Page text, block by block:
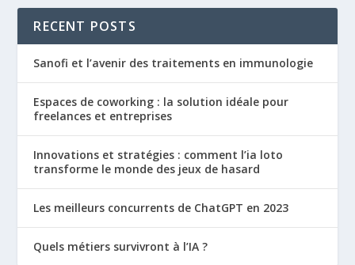
RECENT POSTS
Sanofi et l’avenir des traitements en immunologie
Espaces de coworking : la solution idéale pour
freelances et entreprises
Innovations et stratégies : comment l’ia loto
transforme le monde des jeux de hasard
Les meilleurs concurrents de ChatGPT en 2023
Quels métiers survivront à l’IA ?